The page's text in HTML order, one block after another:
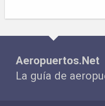
Aeropuertos.Net
La guía de